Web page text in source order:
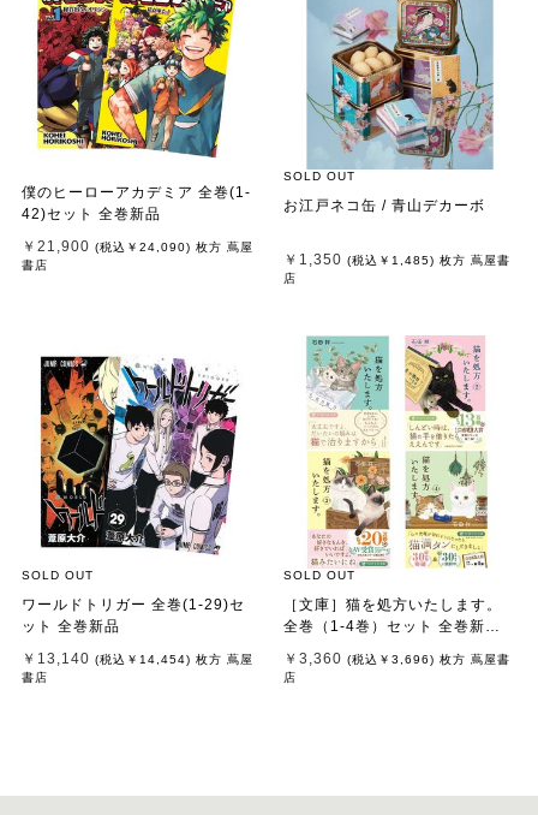
僕のヒーローアカデミア 全巻(1-
42)セット 全巻新品
￥21,900 (税込 ￥24,090) 枚方 蔦屋
書店
SOLD OUT
お江戸ネコ缶 / 青山デカーボ
￥1,350 (税込 ￥1,485) 枚方 蔦屋書
店
SOLD OUT
ワールドトリガー 全巻(1-29)セ
ット 全巻新品
￥13,140 (税込 ￥14,454) 枚方 蔦屋
書店
SOLD OUT
［文庫］猫を処方いたします。
全巻（1-4巻）セット 全巻新品 /
￥3,360 (税込 ￥3,696) 枚方 蔦屋書
店